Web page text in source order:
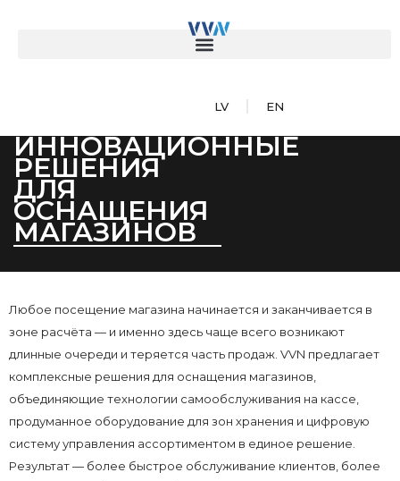
LV EN
ИННОВАЦИОННЫЕ
РЕШЕНИЯ
ДЛЯ
ОСНАЩЕНИЯ
МАГАЗИНОВ
Любое посещение магазина начинается и заканчивается в
зоне расчёта — и именно здесь чаще всего возникают
длинные очереди и теряется часть продаж. VVN предлагает
комплексные решения для оснащения магазинов,
объединяющие технологии самообслуживания на кассе,
продуманное оборудование для зон хранения и цифровую
систему управления ассортиментом в единое решение.
Результат — более быстрое обслуживание клиентов, более